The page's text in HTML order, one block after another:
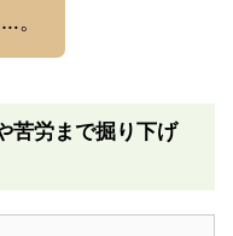
。
苦労まで掘り下げ